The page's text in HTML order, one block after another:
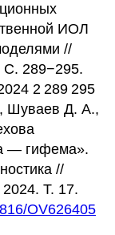
ИОЛ
//
289−295.
2 289 295
Шуваев Д. А.,
— гифема».
//
Т. 17.
OV626405